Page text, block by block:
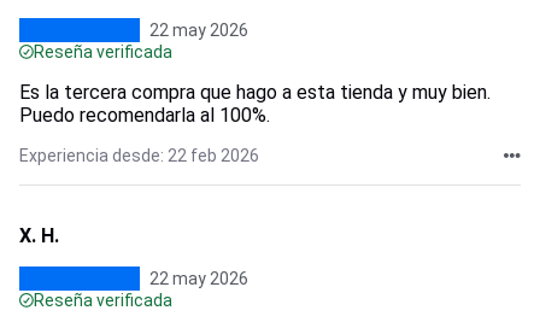
22 may 2026
Reseña verificada
Es la tercera compra que hago a esta tienda y muy bien.
Puedo recomendarla al 100%.
Experiencia desde: 22 feb 2026
X. H.
22 may 2026
Reseña verificada